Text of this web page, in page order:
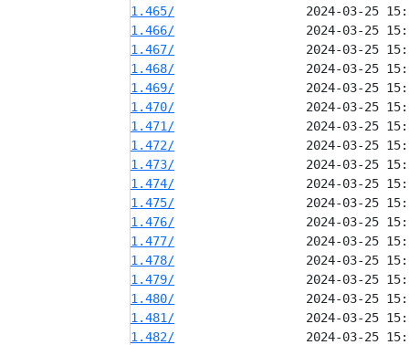
1.465/
1.466/
1.467/
1.468/
1.469/
1.470/
1.471/
1.472/
1.473/
1.474/
1.475/
1.476/
1.477/
1.478/
1.479/
1.480/
1.481/
1.482/